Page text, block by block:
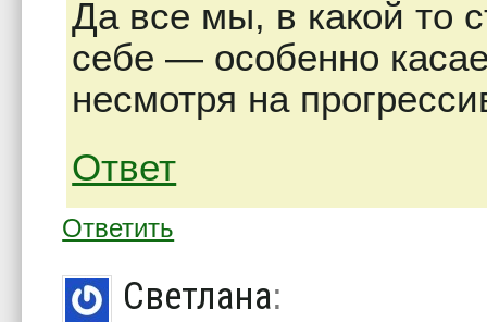
Да все мы, в какой то
себе — особенно
несмотря на
Ответ
Ответить
Светлана: